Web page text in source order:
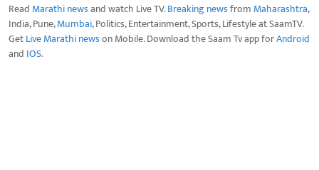
Read Marathi newsand watch Live TV.Breaking newsfrom Maharashtra,
India, Pune,Mumbai, Politics, Entertainment, Sports, Lifestyle at SaamTV.
GetLive Marathi newson Mobile. Download the Saam Tv app forAndroid
and IOS.